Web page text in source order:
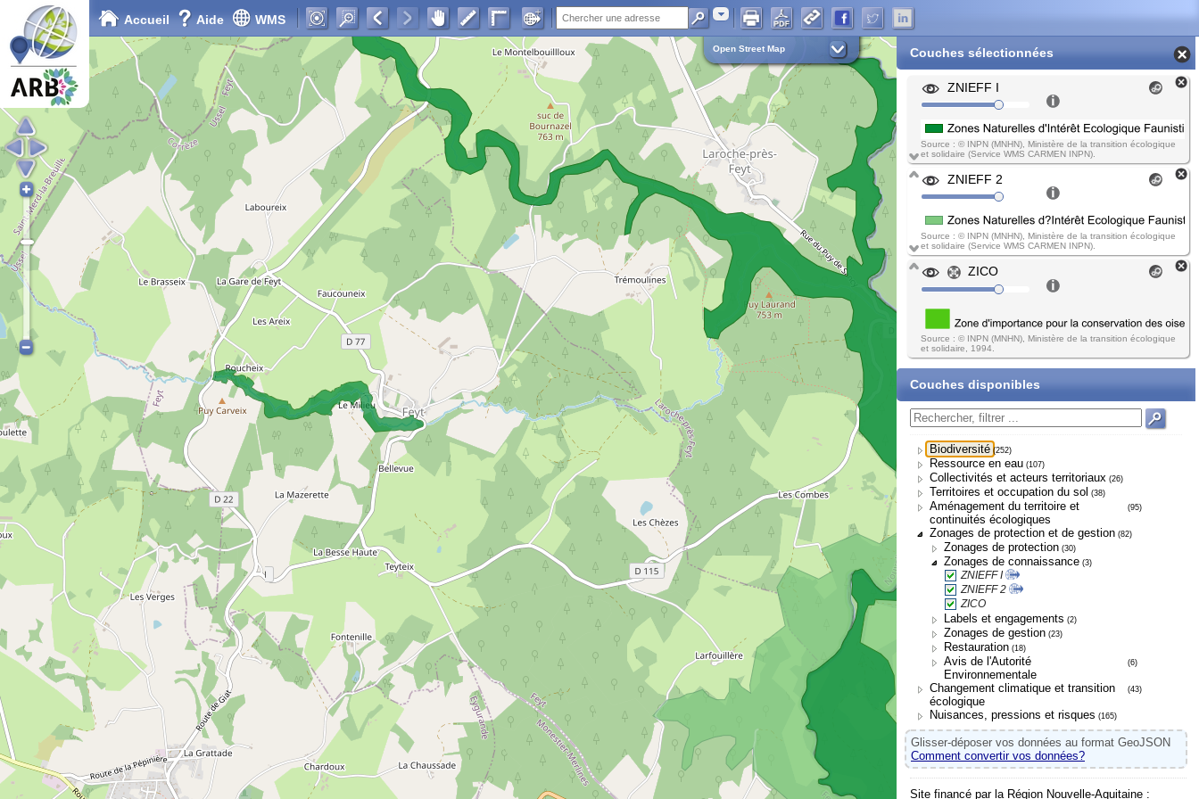
Accueil Aide WMS Adresse
Open Street Map Couches sélectionnées
ZNIEFF I
Source : © INPN (MNHN), Ministère de la transition écologique
et solidaire (Service WMS CARMEN INPN).
ZNIEFF 2
Source : © INPN (MNHN), Ministère de la transition écologique
et solidaire (Service WMS CARMEN INPN).
ZICO
Source : © INPN (MNHN), Ministère de la transition écologique
et solidaire, 1994.
Couches disponibles
Biodiversité (252)
Ressource en eau (107)
Collectivités et acteurs territoriaux (26)
Territoires et occupation du sol (38)
Aménagement du territoire et
continuités écologiques
(95)
Zonages de protection et de gestion (82)
Zonages de protection (30)
Zonages de connaissance (3)
ZNIEFF I
ZNIEFF 2
ZICO
Labels et engagements (2)
Zonages de gestion (23)
Restauration (18)
Avis de l'Autorité
Environnementale
(6)
Changement climatique et transition
écologique
(43)
Nuisances, pressions et risques (165)
Glisser-déposer vos données au format GeoJSON
Comment convertir vos données?
Site financé par la Région Nouvelle-Aquitaine :